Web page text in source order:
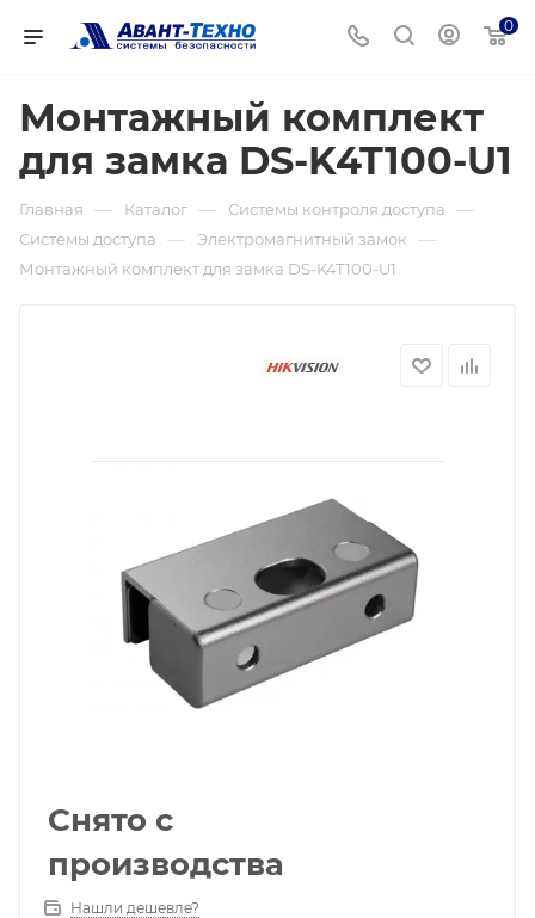
0
Монтажный комплект
для замка DS-K4T100-U1
Главная — Каталог — Системы контроля доступа —
Системы доступа — Электромагнитный замок —
Монтажный комплект для замка DS-K4T100-U1
Снято с
производства
Нашли дешевле?